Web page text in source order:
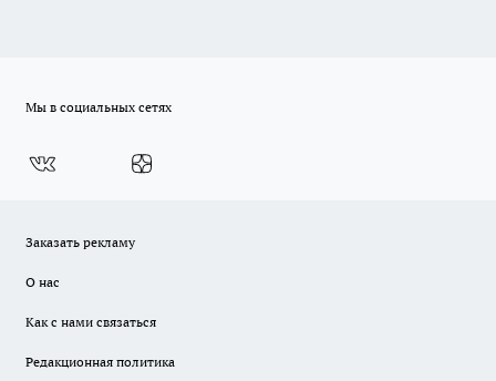
Мы в социальных сетях
Заказать рекламу
О нас
Как с нами связаться
Редакционная политика